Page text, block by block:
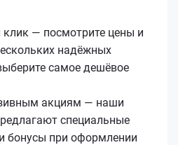
клик — посмотрите цены и
надёжных
самое дешёвое
акциям — наши
специальные
бонусы при оформлении